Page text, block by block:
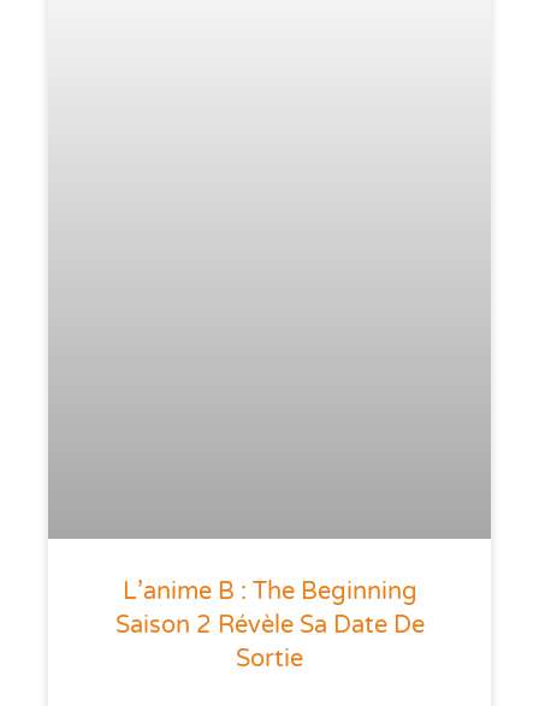
L’anime B : The Beginning
Saison 2 Révèle Sa Date De
Sortie